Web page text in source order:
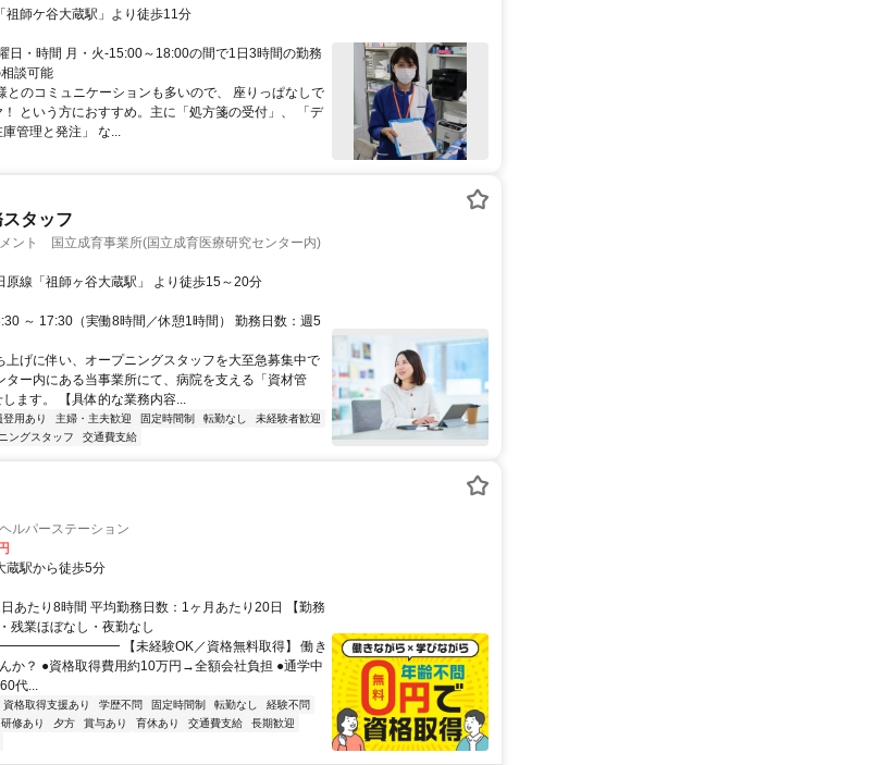
祖師ケ谷大蔵駅」より徒歩11分
日・時間 月・火-15:00～18:00の間で1日3時間の勤務
談可能
とのコミュニケーションも多いので、 座りっぱなしで
という方におすすめ。主に「処方箋の受付」、 「デ
管理と発注」 な...
タッフ
ント 国立成育事業所(国立成育医療研究センター内)
原線「祖師ヶ谷大蔵駅」 より徒歩15～20分
～ 17:30（実働8時間／休憩1時間） 勤務日数：週5
上げに伴い、オープニングスタッフを大至急募集中で
ター内にある当事業所にて、病院を支える「資材管
ます。 【具体的な業務内容...
登用あり 主婦・主夫歓迎 固定時間制 転勤なし
未経験者歓迎
ングスタッフ 交通費支給
ルパーステーション
蔵駅から徒歩5分
あたり8時間 平均勤務日数：1ヶ月あたり20日 【勤務
残業ほぼなし・夜勤なし
【未経験OK／資格無料取得】 働き
か？ ●資格取得費用約10万円→全額会社負担 ●通学中
代...
資格取得支援あり 学歴不問 固定時間制 転勤なし
経験不問
研修あり 夕方 賞与あり 育休あり 交通費支給
長期歓迎